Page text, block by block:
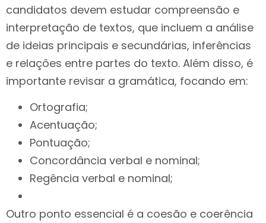
candidatos devem estudar compreensão e
interpretação de textos, que incluem a análise
de ideias principais e secundárias, inferências
e relações entre partes do texto. Além disso, é
importante revisar a gramática, focando em:
Ortografia;
Acentuação;
Pontuação;
Concordância verbal e nominal;
Regência verbal e nominal;
Outro ponto essencial é a coesão e coerência